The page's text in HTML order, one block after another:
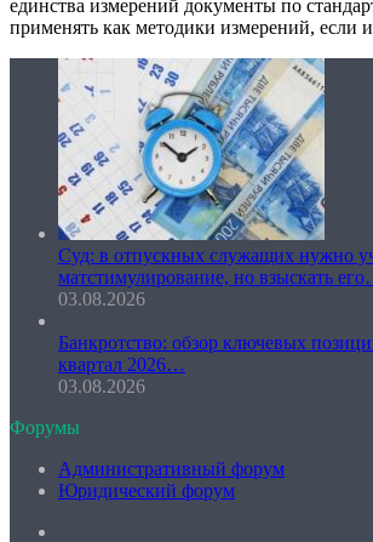
единства измерений документы по
применять как методики измерений, если
Суд: в отпускных служащих нужно
матстимулирование, но взыскать
03.08.2026
Банкротство: обзор ключевых
квартал 2026…
03.08.2026
Форумы
Административный форум
Юридический форум